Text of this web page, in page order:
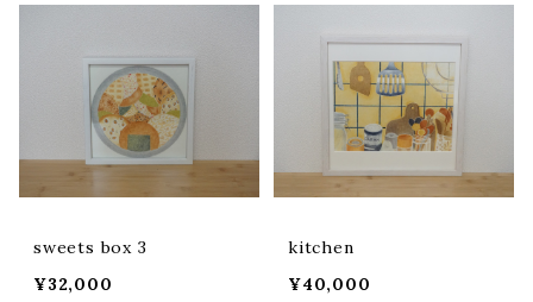
sweets box 3
¥32,000
kitchen
¥40,000